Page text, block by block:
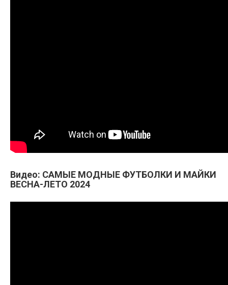
Видео: САМЫЕ МОДНЫЕ ФУТБОЛКИ И МАЙКИ
ВЕСНА-ЛЕТО 2024